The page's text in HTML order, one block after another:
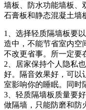
墙板、防水功能墙板、
石膏板和静态混凝土墙
1、选择轻质隔墙板要
造中，不能节省室内空
不改更省事。所一定要
2、居家保持个人隐私
好。隔音效果好，可以
室影响你的睡眠。同时
3、轻质隔墙板质量要
做隔墙，只能防磨和防